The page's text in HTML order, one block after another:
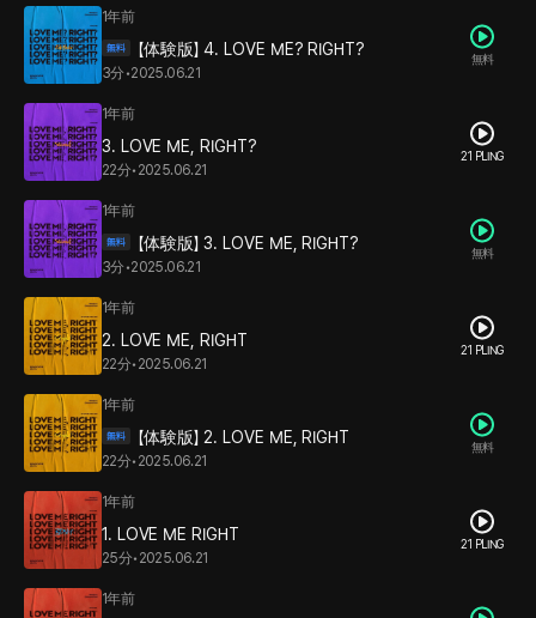
1年前
【体験版】 4. LOVE ME? RIGHT?
3分•2025.06.21
無料
1年前
3. LOVE ME, RIGHT?
22分• 2025.06.21
21 PLING
1年前
【体験版】 3. LOVE ME, RIGHT?
3分•2025.06.21
無料
1年前
2. LOVE ME, RIGHT
22分• 2025.06.21
21 PLING
1年前
【体験版】 2. LOVE ME, RIGHT
22分• 2025.06.21
無料
1年前
1. LOVE ME RIGHT
25分• 2025.06.21
21 PLING
1年前